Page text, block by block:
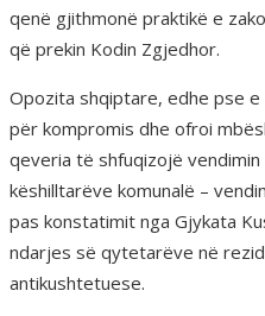
qenë gjithmonë praktikë e
që prekin Kodin Zgjedhor.
Opozita shqiptare, edhe pse
për kompromis dhe ofroi
qeveria të shfuqizojë
këshilltarëve komunalë –
pas konstatimit nga Gjykata
ndarjes së qytetarëve në
antikushtetuese.